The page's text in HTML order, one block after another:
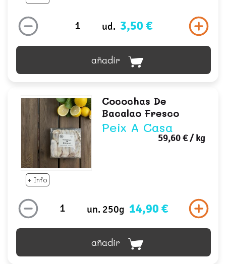
ud. 3,50 €
añadir
+ Info
Cocochas De
Bacalao Fresco
Peix A Casa
59,60 €/ kg
un. 250g 14,90 €
añadir